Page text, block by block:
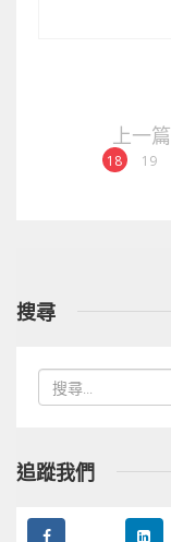
上一篇
18
19
搜尋
追蹤我們